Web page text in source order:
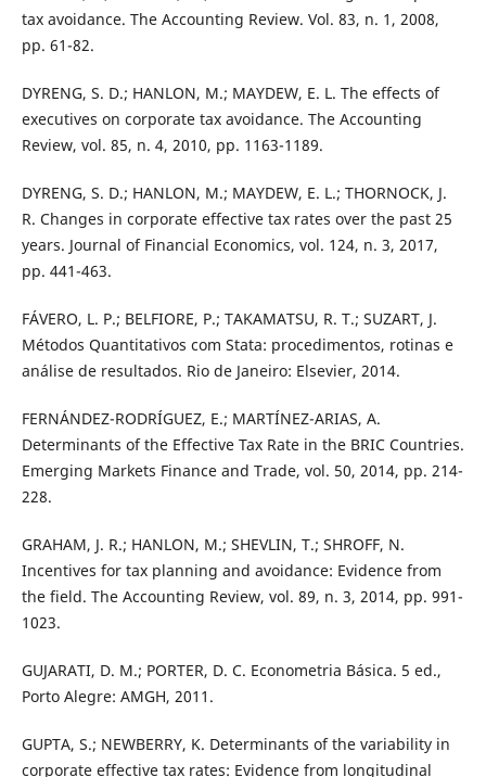
tax avoidance. The Accounting Review. Vol. 83, n. 1, 2008,
pp. 61-82.
DYRENG, S. D.; HANLON, M.; MAYDEW, E. L. The effects of
executives on corporate tax avoidance. The Accounting
Review, vol. 85, n. 4, 2010, pp. 1163-1189.
DYRENG, S. D.; HANLON, M.; MAYDEW, E. L.; THORNOCK, J.
R. Changes in corporate effective tax rates over the past 25
years. Journal of Financial Economics, vol. 124, n. 3, 2017,
pp. 441-463.
FÁVERO, L. P.; BELFIORE, P.; TAKAMATSU, R. T.; SUZART, J.
Métodos Quantitativos com Stata: procedimentos, rotinas e
análise de resultados. Rio de Janeiro: Elsevier, 2014.
FERNÁNDEZ-RODRÍGUEZ, E.; MARTÍNEZ-ARIAS, A.
Determinants of the Effective Tax Rate in the BRIC Countries.
Emerging Markets Finance and Trade, vol. 50, 2014, pp. 214-
228.
GRAHAM, J. R.; HANLON, M.; SHEVLIN, T.; SHROFF, N.
Incentives for tax planning and avoidance: Evidence from
the field. The Accounting Review, vol. 89, n. 3, 2014, pp. 991-
1023.
GUJARATI, D. M.; PORTER, D. C. Econometria Básica. 5 ed.,
Porto Alegre: AMGH, 2011.
GUPTA, S.; NEWBERRY, K. Determinants of the variability in
corporate effective tax rates: Evidence from longitudinal